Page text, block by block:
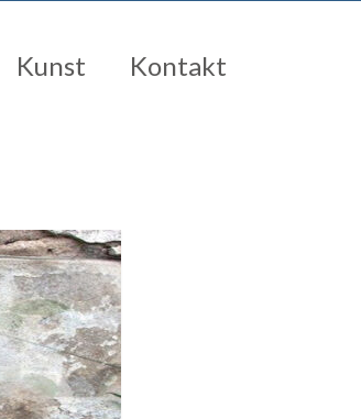
Kunst Kontakt